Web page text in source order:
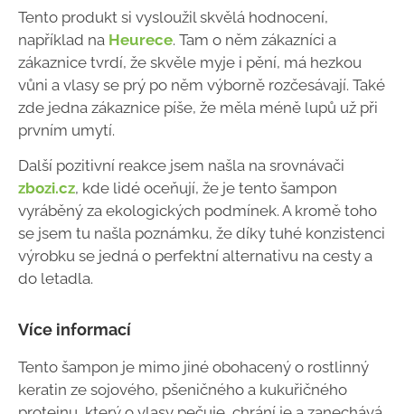
Tento produkt si vysloužil skvělá hodnocení,
například na Heurece. Tam o něm zákazníci a
zákaznice tvrdí, že skvěle myje i pění, má hezkou
vůni a vlasy se prý po něm výborně rozčesávají. Také
zde jedna zákaznice píše, že měla méně lupů už při
prvním umytí.
Další pozitivní reakce jsem našla na srovnávači
zbozi.cz, kde lidé oceňují, že je tento šampon
vyráběný za ekologických podmínek. A kromě toho
se jsem tu našla poznámku, že díky tuhé konzistenci
výrobku se jedná o perfektní alternativu na cesty a
do letadla.
Více informací
Tento šampon je mimo jiné obohacený o rostlinný
keratin ze sojového, pšeničného a kukuřičného